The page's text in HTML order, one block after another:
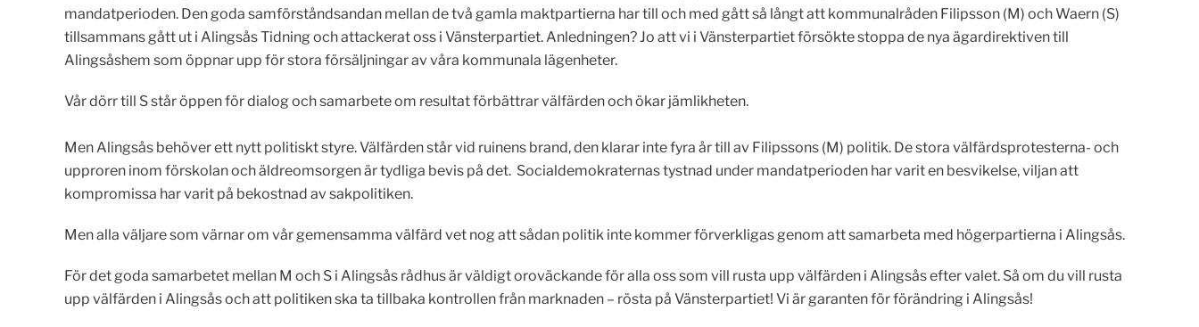
mandatperioden. Den goda samförståndsandan mellan de två gamla maktpartierna har till och med gått så långt att kommunalråden Filipsson (M) och Waern (S)
tillsammans gått ut i Alingsås Tidning och attackerat oss i Vänsterpartiet. Anledningen? Jo att vi i Vänsterpartiet försökte stoppa de nya ägardirektiven till
Alingsåshem som öppnar upp för stora försäljningar av våra kommunala lägenheter.
Vår dörr till S står öppen för dialog och samarbete om resultat förbättrar välfärden och ökar jämlikheten.
Men Alingsås behöver ett nytt politiskt styre. Välfärden står vid ruinens brand, den klarar inte fyra år till av Filipssons (M) politik. De stora välfärdsprotesterna- och
upproren inom förskolan och äldreomsorgen är tydliga bevis på det. Socialdemokraternas tystnad under mandatperioden har varit en besvikelse, viljan att
kompromissa har varit på bekostnad av sakpolitiken.
Men alla väljare som värnar om vår gemensamma välfärd vet nog att sådan politik inte kommer förverkligas genom att samarbeta med högerpartierna i Alingsås.
För det goda samarbetet mellan M och S i Alingsås rådhus är väldigt oroväckande för alla oss som vill rusta upp välfärden i Alingsås efter valet. Så om du vill rusta
upp välfärden i Alingsås och att politiken ska ta tillbaka kontrollen från marknaden – rösta på Vänsterpartiet! Vi är garanten för förändring i Alingsås!